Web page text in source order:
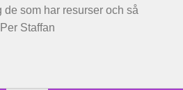
som har resurser och så
Staffan